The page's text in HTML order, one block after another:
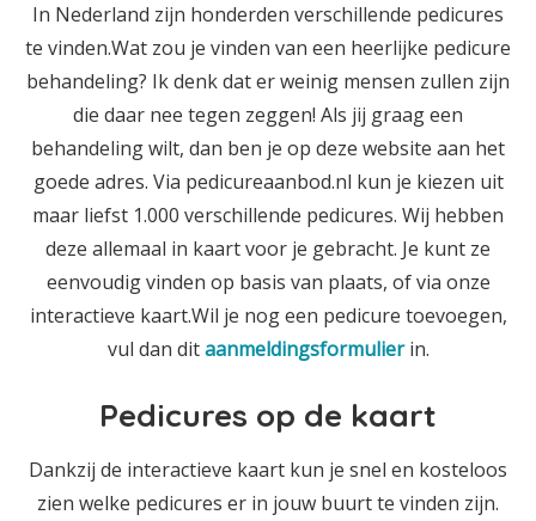
In Nederland zijn honderden verschillende pedicures
te vinden.Wat zou je vinden van een heerlijke pedicure
behandeling? Ik denk dat er weinig mensen zullen zijn
die daar nee tegen zeggen! Als jij graag een
behandeling wilt, dan ben je op deze website aan het
goede adres. Via pedicureaanbod.nl kun je kiezen uit
maar liefst 1.000 verschillende pedicures. Wij hebben
deze allemaal in kaart voor je gebracht. Je kunt ze
eenvoudig vinden op basis van plaats, of via onze
interactieve kaart.Wil je nog een pedicure toevoegen,
vul dan ditaanmeldingsformulierin.
Pedicures op de kaart
Dankzij de interactieve kaart kun je snel en kosteloos
zien welke pedicures er in jouw buurt te vinden zijn.